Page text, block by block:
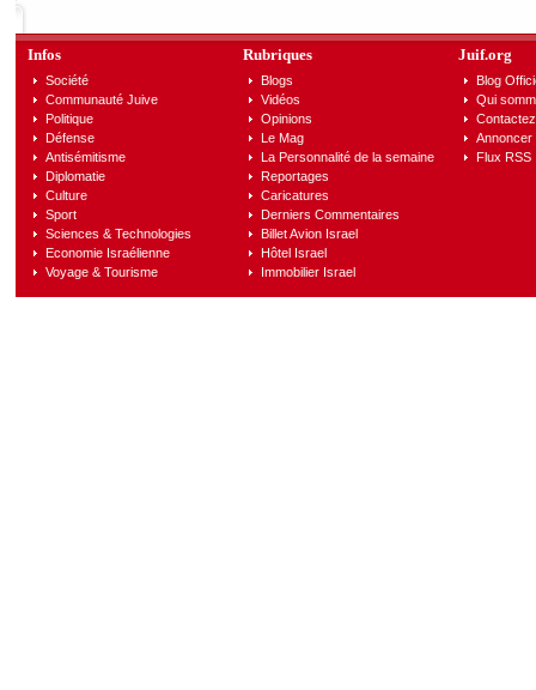
Infos
Société
Communauté Juive
Politique
Défense
Antisémitisme
Diplomatie
Culture
Sport
Sciences & Technologies
Economie Israélienne
Voyage & Tourisme
Rubriques
Blogs
Vidéos
Opinions
Le Mag
La Personnalité de la semaine
Reportages
Caricatures
Derniers Commentaires
Billet Avion Israel
Hôtel Israel
Immobilier Israel
Juif.org
Blog
Qui
Annoncer
Flux RSS